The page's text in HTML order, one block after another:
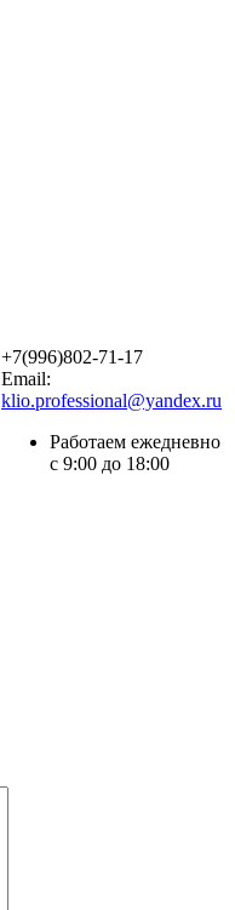
+7(996)802-71-17
Email:
klio.professional@yandex.ru
Работаем ежедневно
с 9:00 до 18:00